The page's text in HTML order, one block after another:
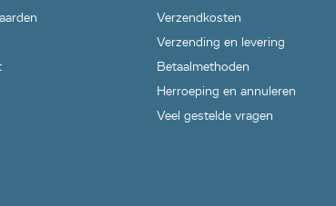
Verzendkosten
Verzending en levering
Betaalmethoden
Herroeping en annuleren
Veel gestelde vragen